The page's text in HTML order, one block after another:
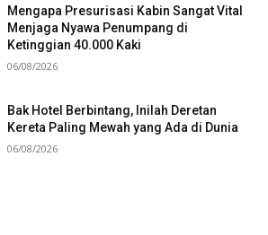
Mengapa Presurisasi Kabin Sangat Vital
Menjaga Nyawa Penumpang di
Ketinggian 40.000 Kaki
06/08/2026
Bak Hotel Berbintang, Inilah Deretan
Kereta Paling Mewah yang Ada di Dunia
06/08/2026